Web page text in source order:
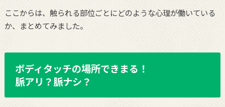
ここからは、触られる部位ごとにどのような心理が働いている
か、まとめてみました。
ボディタッチの場所できまる！
脈アリ？脈ナシ？